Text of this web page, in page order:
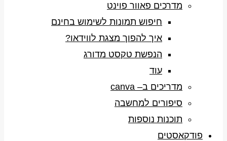
מדרכים פאוור פוינט
חיפוש תמונות לשימוש בחינם
איך להפוך מצגת לווידאו?
הנפשת טקסט מדורג
עוד
מדריכים ב– canva
סיפורים למחשבה
תוכנות נוספות
פודקאסטים